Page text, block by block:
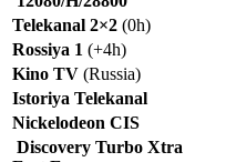
Telekanal 2×2 (0h)
Rossiya 1 (+4h)
Kino TV (Russia)
Istoriya Telekanal
Nickelodeon CIS
Discovery Turbo Xtra